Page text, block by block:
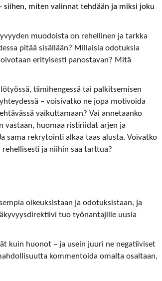
siihen, miten valinnat tehdään ja miksi joku
muodoista on rehellinen ja tarkka
pitää sisällään? Millaisia odotuksia
erityisesti panostavan? Mitä
tiimihengessä tai palkitsemisen
– voisivatko ne jopa motivoida
vaikuttamaan? Vai annetaanko
vastaan, huomaa ristiriidat arjen ja
sama rekrytointi alkaa taas alusta. Voivatko
ja niihin saa tarttua?
oikeuksistaan ja odotuksistaan, ja
tuo työnantajille uusia
kuin huonot – ja usein juuri ne negatiiviset
kommentoida omalta osaltaan,